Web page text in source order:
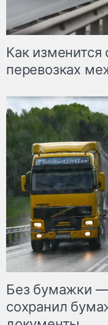
Как
перевозках
Без бумажки
сохранил